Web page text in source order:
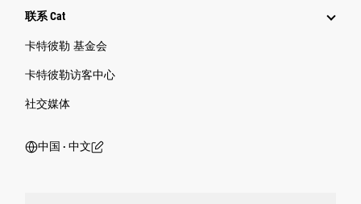
联系 Cat
卡特彼勒 基金会
卡特彼勒访客中心
社交媒体
中国 ‧ 中文